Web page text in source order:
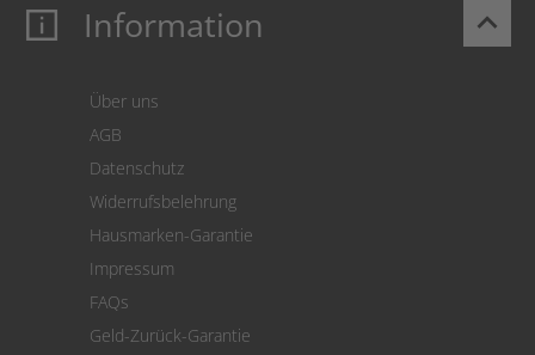
Mein Konto
Cookie Einstellungen
keyboard_arrow_up
Information
Über uns
AGB
Datenschutz
Widerrufsbelehrung
Hausmarken-Garantie
Impressum
FAQs
Geld-Zurück-Garantie